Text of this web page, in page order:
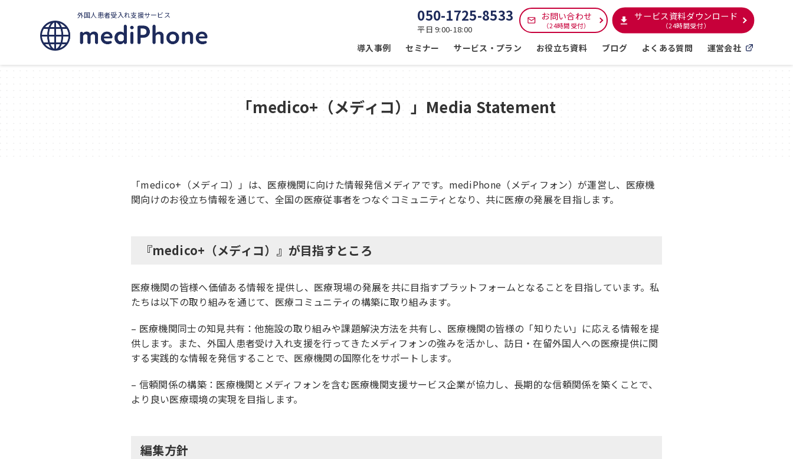
外国人患者受入れ支援サービス 050-1725-8533
平日 9:00-18:00
お問い合わせ
（24時間受付）
サービス資料ダウンロード
（24時間受付）
導入事例 セミナー サービス・プラン お役立ち資料 ブログ よくある質問 運営会社
「medico+（メディコ）」Media Statement
「medico+（メディコ）」は、医療機関に向けた情報発信メディアです。mediPhone（メディフォン）が運営し、医療機
関向けのお役立ち情報を通じて、全国の医療従事者をつなぐコミュニティとなり、共に医療の発展を目指します。
『medico+（メディコ）』 が目指すところ
医療機関の皆様へ価値ある情報を提供し、医療現場の発展を共に目指すプラットフォームとなることを目指しています。私
たちは以下の取り組みを通じて、医療コミュニティの構築に取り組みます。
– 医療機関同士の知見共有：他施設の取り組みや課題解決方法を共有し、医療機関の皆様の「知りたい」に応える情報を提
供します。また、外国人患者受け入れ支援を行ってきたメディフォンの強みを活かし、訪日・在留外国人への医療提供に関
する実践的な情報を発信することで、医療機関の国際化をサポートします。
– 信頼関係の構築：医療機関とメディフォンを含む医療機関支援サービス企業が協力し、長期的な信頼関係を築くことで、
より良い医療環境の実現を目指します。
編集方針